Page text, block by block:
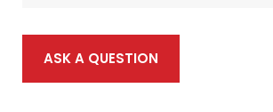
ASK A QUESTION